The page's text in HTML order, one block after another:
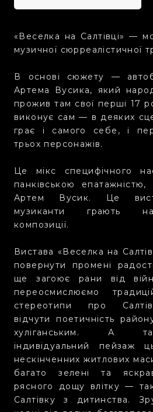
«Веселка на Салтівці» —
музичної сюрреалістичної
В основі сюжету —
Артема Вусика, який
прожив там свої перші 17
виконує сам — в деяких
грає і самого себе, і
трьох персонажів.
Це мікс специфічного
панківською
Артем Вусик. Це
музиканти грають
композиції.
Вистава «Веселка на
повернути промені
ще загоює рани від
переосмислюємо
стереотипи про
відчути поетичність
хуліганським. А
індивідуальний пейзаж
нескінченних житлових
багато зелені та
рясного дощу влітку —
Салтівку з дитинства.